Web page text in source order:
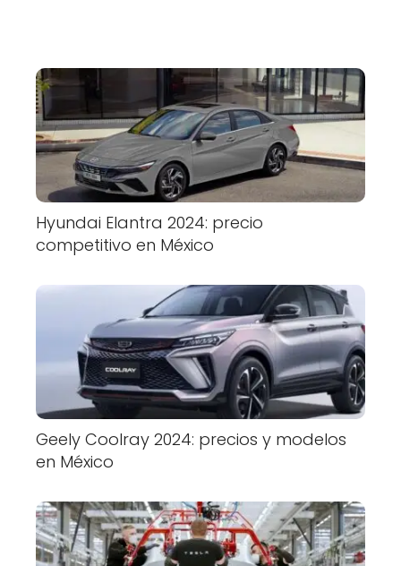
Hyundai Elantra 2024: precio
competitivo en México
Geely Coolray 2024: precios y modelos
en México